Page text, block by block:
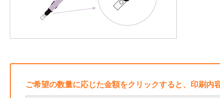
ご希望の数量に応じた金額をクリックすると、印刷内